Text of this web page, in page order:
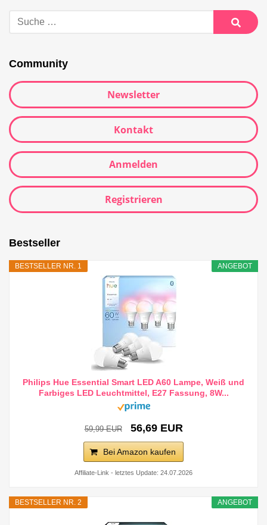
Community
Newsletter
Kontakt
Anmelden
Registrieren
Bestseller
ANGEBOT
BESTSELLER NR. 1
Philips Hue Essential Smart LED A60 Lampe, Weiß und
Farbiges LED Leuchtmittel, E27 Fassung, 8W...
59,99 EUR 56,69 EUR
Bei Amazon kaufen
Affiliate-Link - letztes Update: 24.07.2026
ANGEBOT
BESTSELLER NR. 2